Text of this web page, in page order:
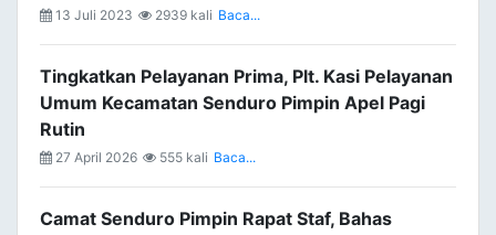
13 Juli 2023 2939 kali Baca...
Tingkatkan Pelayanan Prima, Plt. Kasi Pelayanan
Umum Kecamatan Senduro Pimpin Apel Pagi
Rutin
27 April 2026 555 kali Baca...
Camat Senduro Pimpin Rapat Staf, Bahas